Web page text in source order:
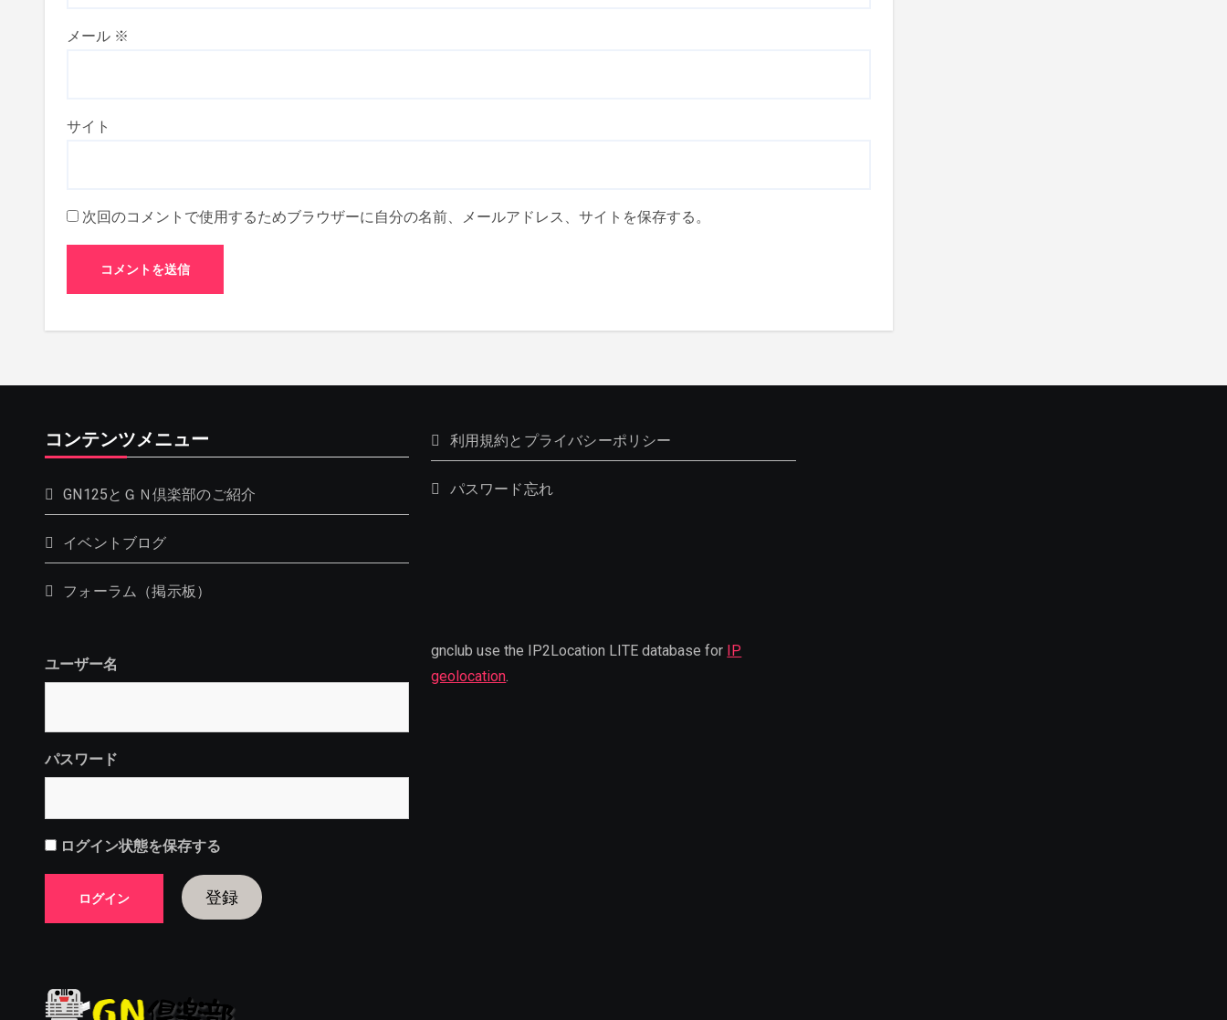
メール ※
サイト
次回のコメントで使用するためブラウザーに自分の名前、メールアドレス、サイトを保存する。
コンテンツメニュー
GN125とＧＮ倶楽部のご紹介
イベントブログ
フォーラム（掲示板）
利用規約とプライバシーポリシー
パスワード忘れ
ユーザー名
パスワード
ログイン状態を保存する
登録
gnclub use the IP2Location LITE database for IP
geolocation.